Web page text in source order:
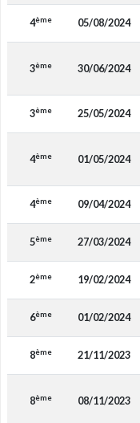
4ème 05/08/2024
3ème 30/06/2024
3ème 25/05/2024
4ème 01/05/2024
4ème 09/04/2024
5ème 27/03/2024
2ème 19/02/2024
6ème 01/02/2024
8ème 21/11/2023
8ème 08/11/2023